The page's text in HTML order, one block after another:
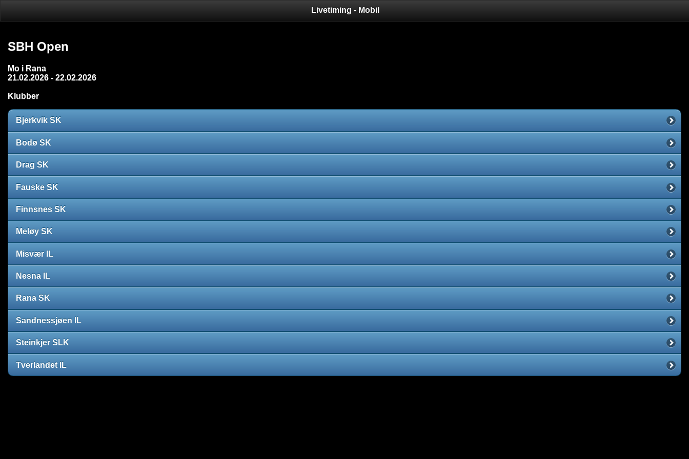
Livetiming - Mobil
SBH Open
Mo i Rana
21.02.2026 - 22.02.2026
Klubber
Bjerkvik SK
Bodø SK
Drag SK
Fauske SK
Finnsnes SK
Meløy SK
Misvær IL
Nesna IL
Rana SK
Sandnessjøen IL
Steinkjer SLK
Tverlandet IL